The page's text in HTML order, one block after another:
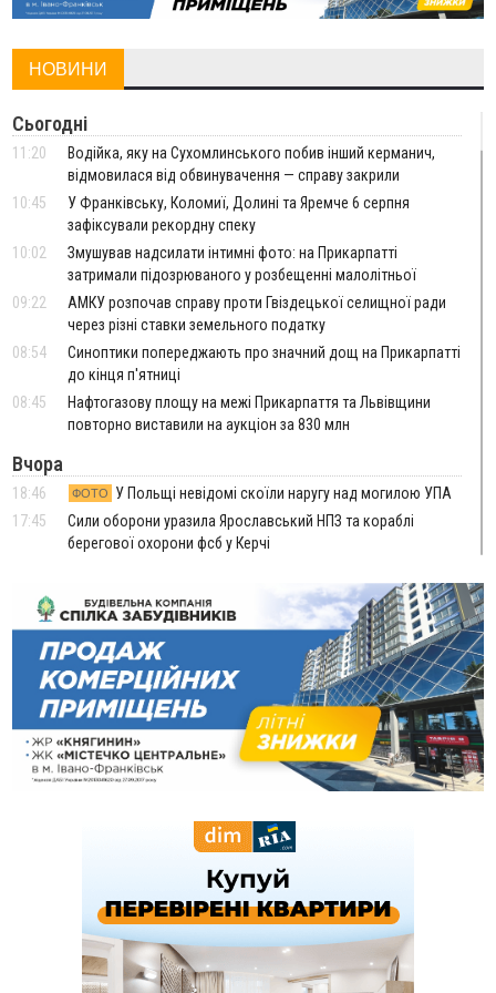
НОВИНИ
Сьогодні
11:20
Водійка, яку на Сухомлинського побив інший керманич,
відмовилася від обвинувачення — справу закрили
10:45
У Франківську, Коломиї, Долині та Яремче 6 серпня
зафіксували рекордну спеку
10:02
Змушував надсилати інтимні фото: на Прикарпатті
затримали підозрюваного у розбещенні малолітньої
09:22
АМКУ розпочав справу проти Гвіздецької селищної ради
через різні ставки земельного податку
08:54
Синоптики попереджають про значний дощ на Прикарпатті
до кінця п'ятниці
08:45
Нафтогазову площу на межі Прикарпаття та Львівщини
повторно виставили на аукціон за 830 млн
Вчора
18:46 ФОТО
У Польщі невідомі скоїли наругу над могилою УПА
17:45
Сили оборони уразила Ярославський НПЗ та кораблі
берегової охорони фсб у Керчі
16:42
Поблизу Франківська п'яний на Chevrolet втікав від поліції
16:27
На Прикарпатті триває декларування вогнепальної зброї:
уже зареєстровано 282 одиниці
15:58
Понад 9 тис. прикарпатських вступників отримали
рекомендації до зарахування на бакалаврат у ВНЗ
15:28
Кілька вулиць у Долині тимчасово залишаться без газу
15:02
ФОТО У Старуні відбулася Патріарша проща
Кишакевич не зможе стати суддею Міжнародного
кримінального суду
У Ворохті проведуть Кубок ФЛСУ зі стрибків на лижах,
пам'яті оборонця Богдана Бухонка
ФОТО На Калущині розшукали чоловіка, який три дні
блукав у лісі
Боднар розповів про реакцію влади Польщі на атаки на